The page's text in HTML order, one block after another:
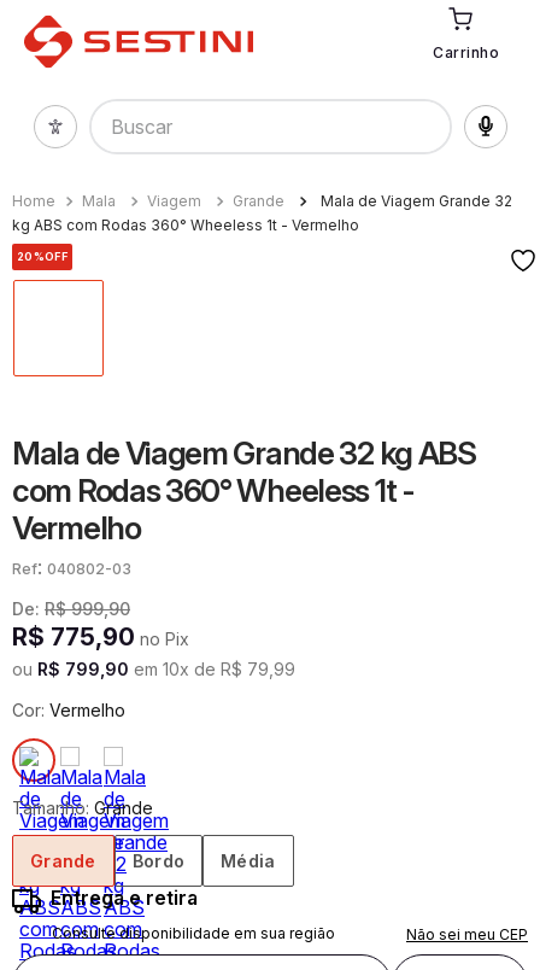
Carrinho
Buscar
Mala Viagem Grande
Mala de Viagem Grande 32
kg ABS com Rodas 360° Wheeless 1t - Vermelho
20%OFF
Mala de Viagem Grande 32 kg ABS
com Rodas 360° Wheeless 1t -
Vermelho
: 040802-03
De: R$ 999,90
R$ 775,90 no Pix
ou R$ 799 90 em 10x de R$ 79 99
Cor: Vermelho
Tamanho: Grande
Grande Bordo Média
Entrega e retira
Consulte disponibilidade em sua região Não sei meu CEP